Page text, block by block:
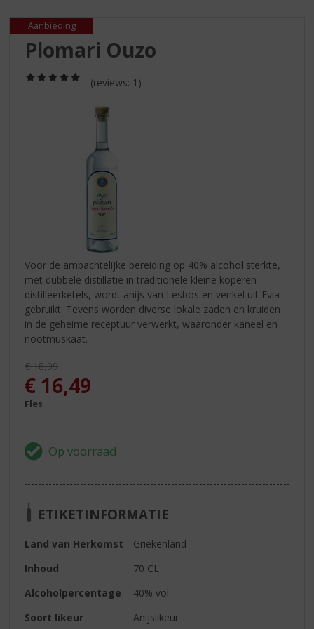
p
r
Aanbieding
Plomari Ouzo
/
(reviews: 1)
Voor de ambachtelijke bereiding op 40% alcohol sterkte,
met dubbele distillatie in traditionele kleine koperen
distilleerketels, wordt anijs van Lesbos en venkel uit Evia
gebruikt. Tevens worden diverse lokale zaden en kruiden
in de geheime receptuur verwerkt, waaronder kaneel en
nootmuskaat.
Originele prijs was:
€18,99
, Huidige prijs is:
€ 16,49
Fles
ETIKETINFORMATIE
Land van Herkomst
Griekenland
Inhoud
70 CL
Alcoholpercentage
40% vol
Soort likeur
Anijslikeur